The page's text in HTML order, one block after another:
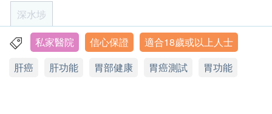
基本健康評估
血壓
體質指標
身高
性病檢測查詢: 5544 4342 (只限WhatsApp查詢)
其他一般查詢：6067 9803 (只限WhatsApp查詢)
時間：10:00 a.m. – 6:00 p.m. (星期日及公眾假期
除外)
深水埗
九龍深水埗青山道113 號
顯示地圖
私家醫院 信心保證
適合18歲或以上人士
肝癌
肝功能 胃部健康 胃癌測試 胃功能